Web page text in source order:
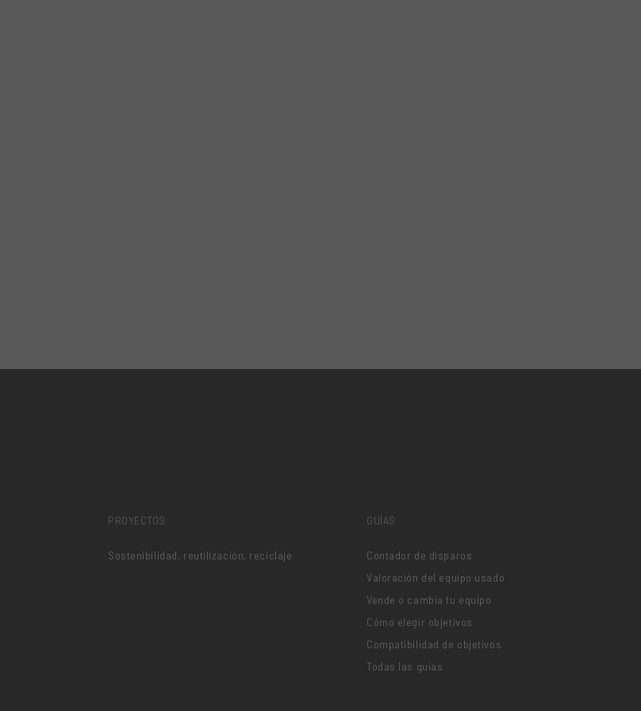
PROYECTOS
Sostenibilidad, reutilización, reciclaje
GUÍAS
Contador de disparos
Valoración del equipo usado
Vende o cambia tu equipo
Cómo elegir objetivos
Compatibilidad de objetivos
Todas las guías